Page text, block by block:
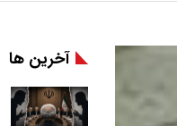
آخرین ها